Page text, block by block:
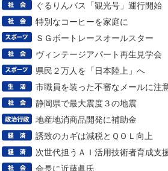
ぐるりんバス「観光号」運行開始
特別なコーヒーを家庭に
ＳＧボートレースオールスター
ヴィンテージアパート再生見学会
県民２万人を「日本陸上」へ
市職員を装った不審なメールに注
静岡県で最大震度３の地震
地産地消商品開発に補助金
誘致のカギは減税とＱＯＬ向上
次世代担うＡＩ活用技術者育成支
会長に近藤眞氏